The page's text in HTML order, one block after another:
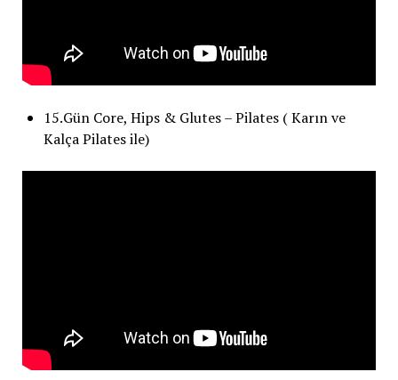
15.Gün Core, Hips & Glutes – Pilates ( Karın ve
Kalça Pilates ile)